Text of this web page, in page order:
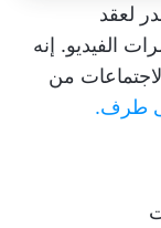
لعقد
الفيديو. إنه
من
طرف.